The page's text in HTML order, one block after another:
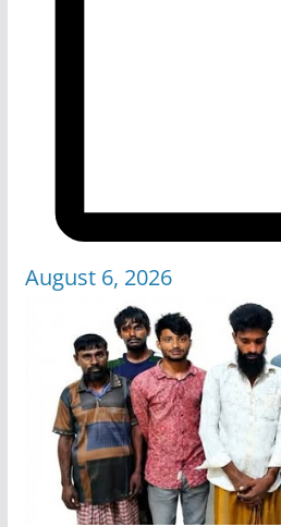
August 6, 2026